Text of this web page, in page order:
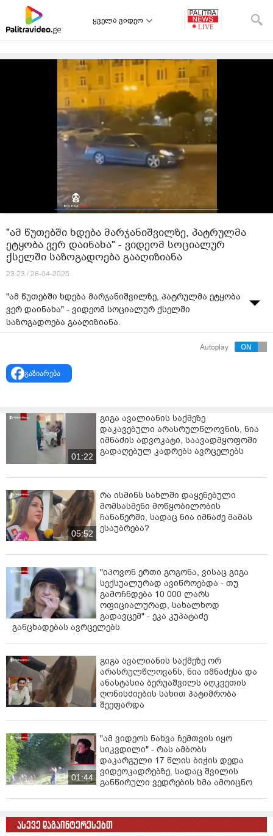
ყველა ვიდეო
"ამ წუთებში ხდება მარჯანიშვილზე, პატრულმა
ეტყობა ვერ დაინახა" - ვიდეომ სოციალურ
ქსელში საზოგადოება გააღიზიანა
23:23 / 26-04-2025
"ამ წუთებში ხდება მარჯანიშვილზე, პატრულმა ეტყობა
ვერ დაინახა" - ვიდეომ სოციალურ ქსელში
საზოგადოება გააღიზიანა.
Autoplay
გაზიარება
01:22
გიგა ავალიანის საქმეზე
დაკავებული არასრულწლოვნის, ნია
იმნაძის ადვოკატი, საავადმყოფოში
გადაღებულ კადრებს ავრცელებს
05:52
რა ისმინს სახლში დაყენებული
მომსასმენი მოწყობილობის
ჩანაწერში, სადაც ნია იმნაძე მამას
ესაუბრება?
"იპოვონ ერთი გოგონა, ვისაც გიგა
სექსუალურად ავიწროებდა - თუ
გამოჩნდება 10 000 ლარს
ოფიციალურად, სახალხოდ
გადავცემ" - ეკა კუპატაძე
განცხადებას ავრცელებს
გიგა ავალიანის საქმეზე ორ
არასრულწლოვანს, ნია იმნაძესა და
ანასტასია ბერუაშვილს აღკვეთის
ღონისძიების სახით პატიმრობა
შეეფარდა
01:44
"ამ ვიდეოს ნახვა ჩემთვის იყო
სიკვდილი" - რას ამბობს
დაკარგული 17 წლის ბიჭის დედა
ვიდეოკადრებზე, სადაც შვილის
განწირული ვედრების ხმა ამოიცნო
ასევე დაგაინტერესებთ